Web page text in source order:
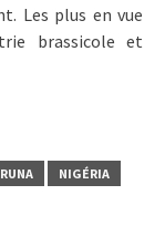
Les plus en vue
brassicole et
NIGÉRIA